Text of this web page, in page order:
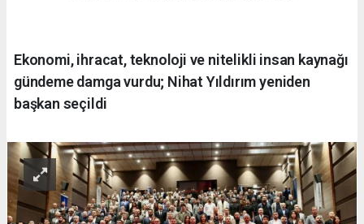
Ekonomi, ihracat, teknoloji ve nitelikli insan kaynağı
gündeme damga vurdu; Nihat Yıldırım yeniden
başkan seçildi